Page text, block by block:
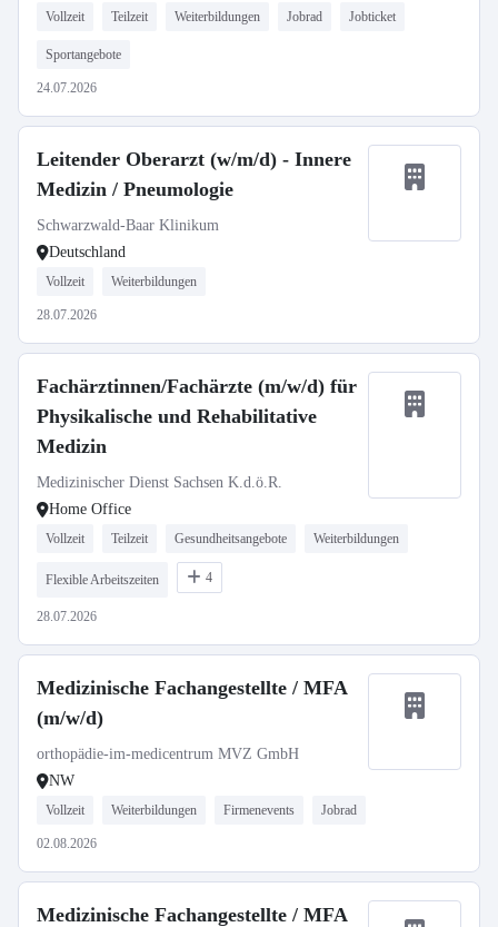
Vollzeit Teilzeit Weiterbildungen Jobrad Jobticket
Sportangebote
24.07.2026
Leitender Oberarzt (w/m/d) - Innere
Medizin / Pneumologie
Schwarzwald-Baar Klinikum
Deutschland
Vollzeit Weiterbildungen
28.07.2026
Fachärztinnen/Fachärzte (m/w/d) für
Physikalische und Rehabilitative
Medizin
Medizinischer Dienst Sachsen K.d.ö.R.
Home Office
Vollzeit Teilzeit Gesundheitsangebote Weiterbildungen
Flexible Arbeitszeiten 4
28.07.2026
Medizinische Fachangestellte / MFA
(m/w/d)
orthopädie-im-medicentrum MVZ GmbH
NW
Vollzeit Weiterbildungen Firmenevents Jobrad
02.08.2026
Medizinische Fachangestellte / MFA